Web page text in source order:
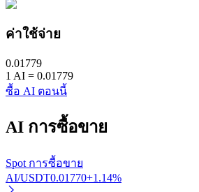
พันธมิตร Bitrue
มากถึง 65% คอมมิชชั่น!
ค่าใช้จ่าย
0.01779
1 AI = 0.01779
ซื้อ AI ตอนนี้
AI การซื้อขาย
Spot การซื้อขาย
AI/USDT0.01770+1.14%